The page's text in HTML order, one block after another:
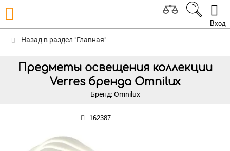
Вход
Назад в раздел "Главная"
Предметы освещения коллекции
Verres бренда Omnilux
Бренд: Omnilux
162387